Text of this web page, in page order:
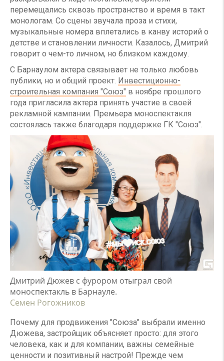
перемещались сквозь пространство и время в такт
монологам. Со сцены звучала проза и стихи,
музыкальные номера вплетались в канву историй о
детстве и становлении личности. Казалось, Дмитрий
говорит о чем-то личном, но близком каждому.
С Барнаулом актера связывает не только любовь
публики, но и общий проект. Инвестиционно-
строительная компания "Союз" в ноябре прошлого
года пригласила актера принять участие в своей
рекламной кампании. Премьера моноспектакля
состоялась также благодаря поддержке ГК "Союз".
Дмитрий Дюжев с фурором отыграл свой
моноспектакль в Барнауле.
Семен Рогожников
Почему для продвижения "Союза" выбрали именно
Дюжева, застройщик объясняет просто: для этого
человека, как и для компании, важны семейные
ценности и позитивный настрой! Прежде чем